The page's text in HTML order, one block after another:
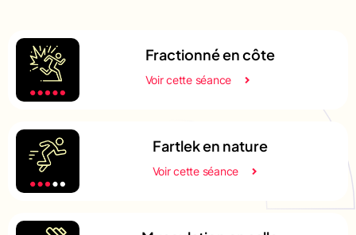
Fractionné en côte
Voir cette séance
Fartlek en nature
Voir cette séance